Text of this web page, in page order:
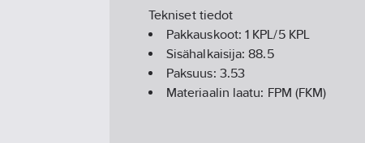
Tekniset tiedot
Pakkauskoot:1 KPL/5 KPL
Sisähalkaisija:88.5
Paksuus: 3.53
Materiaalin laatu: FPM (FKM)